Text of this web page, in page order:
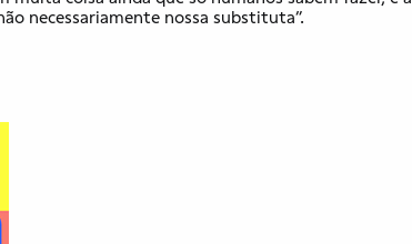
necessariamente nossa substituta”.